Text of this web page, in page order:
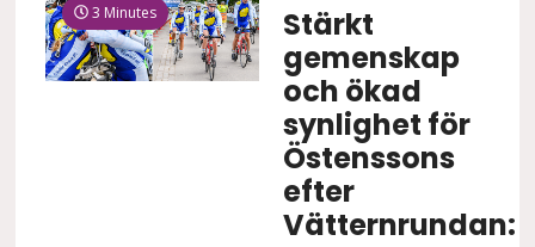
3 Minutes
Stärkt
gemenskap
och ökad
synlighet för
Östenssons
efter
Vätternrundan: